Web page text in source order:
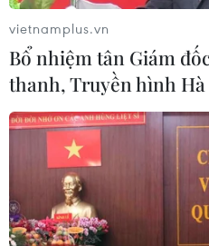
Theo dõi VietnamPlus
TIN LIÊN QUAN
vietnamplus.vn
Bổ nhiệm tân Giám
thanh, Truyền hình Hà